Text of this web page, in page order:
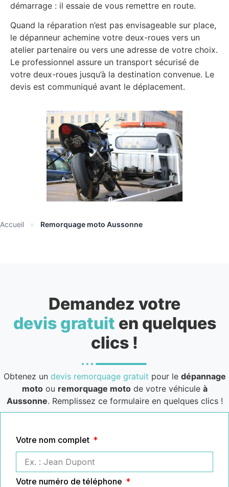
démarrage : il essaie de vous remettre en route.
Quand la réparation n’est pas envisageable sur place,
le dépanneur achemine votre deux-roues vers un
atelier partenaire ou vers une adresse de votre choix.
Le professionnel assure un transport sécurisé de
votre deux-roues jusqu’à la destination convenue. Le
devis est communiqué avant le déplacement.
Accueil » Remorquage moto Aussonne
Demandez votre
devis gratuit en quelques
clics !
Obtenez un devis remorquage gratuit pour le dépannage
motoou remorquage motode votre véhicule à
Aussonne. Remplissez ce formulaire en quelques clics !
Votre nom complet
Votre numéro de téléphone